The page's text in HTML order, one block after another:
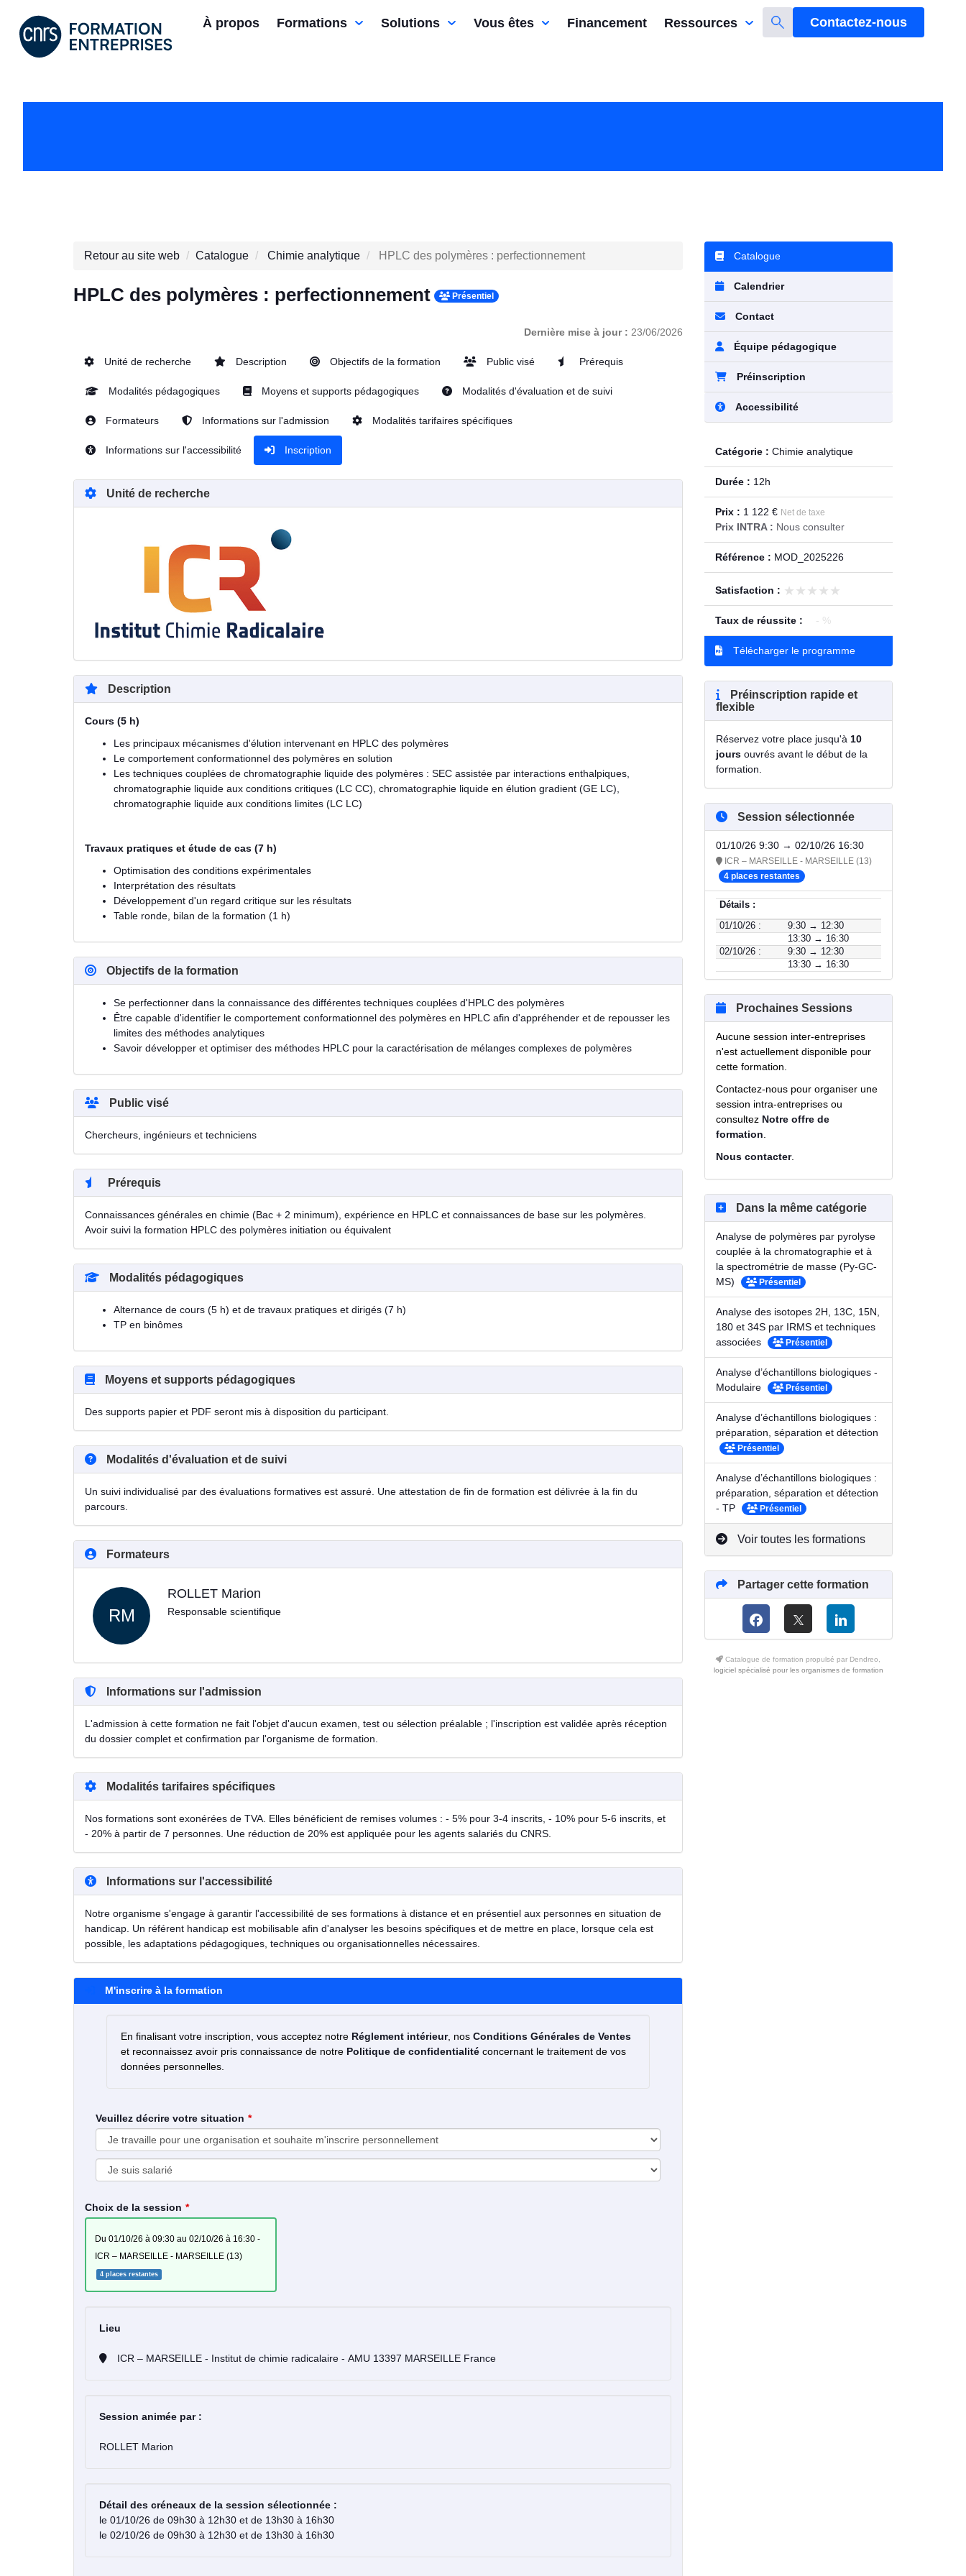
À propos Formations Solutions Vous êtes Financement Ressources Contactez-nous
Retour au site web Catalogue Chimie analytique HPLC des polymères : perfectionnement
HPLC des polymères : perfectionnement Présentiel
Dernière mise à jour : 23/06/2026
Unité de recherche Description Objectifs de la formation Public visé Prérequis
Modalités pédagogiques Moyens et supports pédagogiques Modalités d'évaluation et de suivi
Formateurs Informations sur l'admission Modalités tarifaires spécifiques
Informations sur l'accessibilité Inscription
Unité de recherche
Description
Cours (5 h)
Les principaux mécanismes d'élution intervenant en HPLC des polymères
Le comportement conformationnel des polymères en solution
Les techniques couplées de chromatographie liquide des polymères : SEC assistée par interactions enthalpiques,
chromatographie liquide aux conditions critiques (LC CC), chromatographie liquide en élution gradient (GE LC),
chromatographie liquide aux conditions limites (LC LC)
Travaux pratiques et étude de cas (7 h)
Optimisation des conditions expérimentales
Interprétation des résultats
Développement d'un regard critique sur les résultats
Table ronde, bilan de la formation (1 h)
Objectifs de la formation
Se perfectionner dans la connaissance des différentes techniques couplées d'HPLC des polymères
Être capable d'identifier le comportement conformationnel des polymères en HPLC afin d'appréhender et de repousser les
limites des méthodes analytiques
Savoir développer et optimiser des méthodes HPLC pour la caractérisation de mélanges complexes de polymères
Public visé
Chercheurs, ingénieurs et techniciens
Prérequis
Connaissances générales en chimie (Bac + 2 minimum), expérience en HPLC et connaissances de base sur les polymères.
Avoir suivi la formation HPLC des polymères initiation ou équivalent
Modalités pédagogiques
Alternance de cours (5 h) et de travaux pratiques et dirigés (7 h)
TP en binômes
Moyens et supports pédagogiques
Des supports papier et PDF seront mis à disposition du participant.
Modalités d'évaluation et de suivi
Un suivi individualisé par des évaluations formatives est assuré. Une attestation de fin de formation est délivrée à la fin du
parcours.
Formateurs
RM
ROLLET Marion
Responsable scientifique
Informations sur l'admission
L'admission à cette formation ne fait l'objet d'aucun examen, test ou sélection préalable ; l'inscription est validée après réception
du dossier complet et confirmation par l'organisme de formation.
Modalités tarifaires spécifiques
Nos formations sont exonérées de TVA. Elles bénéficient de remises volumes : - 5% pour 3-4 inscrits, - 10% pour 5-6 inscrits, et
- 20% à partir de 7 personnes. Une réduction de 20% est appliquée pour les agents salariés du CNRS.
Informations sur l'accessibilité
Notre organisme s'engage à garantir l'accessibilité de ses formations à distance et en présentiel aux personnes en situation de
handicap. Un référent handicap est mobilisable afin d'analyser les besoins spécifiques et de mettre en place, lorsque cela est
possible, les adaptations pédagogiques, techniques ou organisationnelles nécessaires.
M'inscrire à la formation
En finalisant votre inscription, vous acceptez notre Réglement intérieur, nos Conditions Générales de Ventes
et reconnaissez avoir pris connaissance de notre Politique de confidentialité concernant le traitement de vos
données personnelles.
Veuillez décrire votre situation
Choix de la session
du 01/10/26 à 09:30 au 02/10/26 à 16:30 -
ICR – MARSEILLE - MARSEILLE (13)
4 places restantes
Lieu
ICR – MARSEILLE - Institut de chimie radicalaire - AMU 13397 MARSEILLE France
Session animée par :
ROLLET Marion
Détail des créneaux de la session sélectionnée :
le 01/10/26 de 09h30 à 12h30 et de 13h30 à 16h30
le 02/10/26 de 09h30 à 12h30 et de 13h30 à 16h30
Catalogue
Calendrier
Contact
Équipe pédagogique
Préinscription
Accessibilité
Catégorie : Chimie analytique
Durée : 12h
Prix : 1 122 € Net de taxe
Prix INTRA : Nous consulter
Référence : MOD_2025226
Satisfaction : ★★★★★
★★★★★
Taux de réussite : - %
Télécharger le programme
Préinscription rapide et
flexible
Réservez votre place jusqu'à 10
joursouvrés avant le début de la
formation.
Session sélectionnée
01/10/26 9:30 → 02/10/26 16:30
ICR – MARSEILLE - MARSEILLE (13)
4 places restantes
Détails :
01/10/26 :
9:30 → 12:30
13:30 → 16:30
02/10/26 :
9:30 → 12:30
13:30 → 16:30
Prochaines Sessions
Aucune session inter-entreprises
n'est actuellement disponible pour
cette formation.
Contactez-nous pour organiser une
session intra-entreprises ou
consultez Notre offre de
formation
Nous contacter.
Dans la même catégorie
Analyse de polymères par pyrolyse
couplée à la chromatographie et à
la spectrométrie de masse (Py-GC-
MS)
Présentiel
Analyse des isotopes 2H, 13C, 15N,
180 et 34S par IRMS et techniques
associées
Présentiel
Analyse d’échantillons biologiques -
Modulaire
Présentiel
Analyse d’échantillons biologiques :
préparation, séparation et détection
Présentiel
Analyse d’échantillons biologiques :
préparation, séparation et détection
- TP
Présentiel
Voir toutes les formations
Partager cette formation
Catalogue de formation propulsé par Dendreo,
logiciel spécialisé pour les organismes de formation